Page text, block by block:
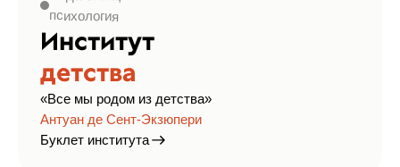
Институт
детства
психология
«Все мы родом из детства»
Антуан де Сент-Экзюпери
Буклет института